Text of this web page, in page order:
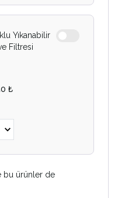
Yıkanabilir
Filtresi
₺
bu ürünler de